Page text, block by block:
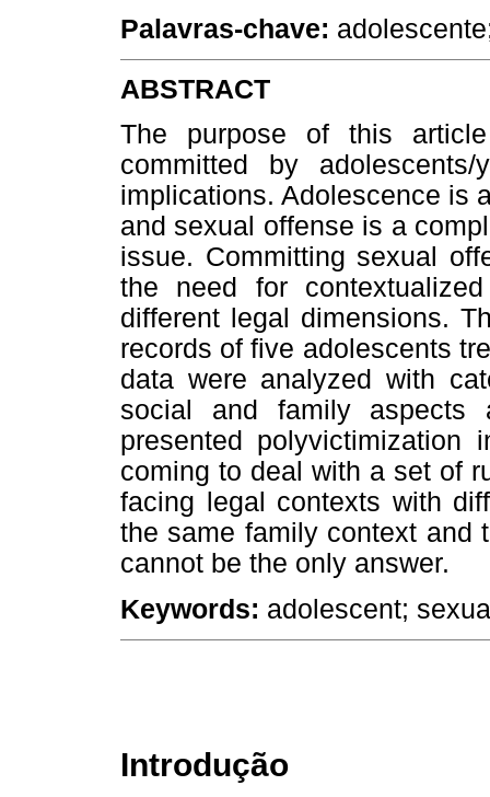
Palavras-chave:
ABSTRACT
The purpose of this
committed by
implications. Adolescence is
and sexual offense is a
issue. Committing sexual
the need for
different legal dimensions.
records of five adolescents
data were analyzed with
social and family aspects
presented
coming to deal with a set of
facing legal contexts with
the same family context and
cannot be the only answer.
Keywords: adolescent;
Introdução